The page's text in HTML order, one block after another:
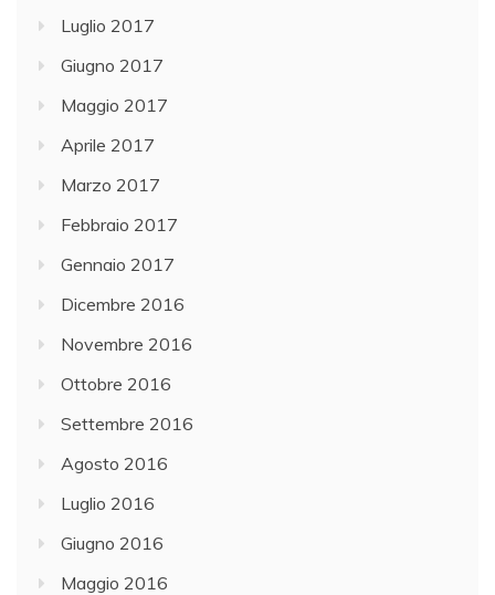
Luglio 2017
Giugno 2017
Maggio 2017
Aprile 2017
Marzo 2017
Febbraio 2017
Gennaio 2017
Dicembre 2016
Novembre 2016
Ottobre 2016
Settembre 2016
Agosto 2016
Luglio 2016
Giugno 2016
Maggio 2016